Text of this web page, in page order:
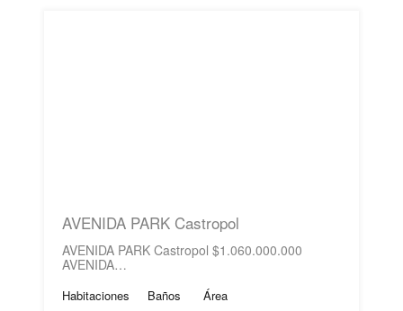
AVENIDA PARK Castropol
AVENIDA PARK Castropol $1.060.000.000
AVENIDA…
Habitaciones Baños Área